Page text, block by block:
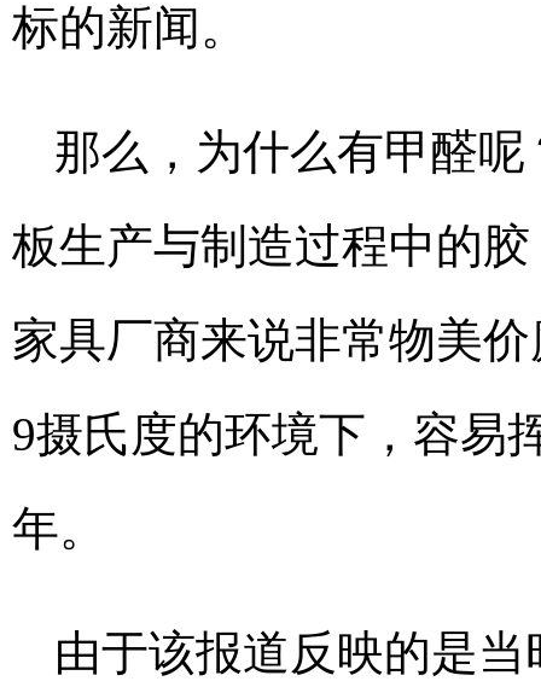
标的新闻。
那么，为什么有甲醛
板生产与制造过程中的
家具厂商来说非常物美
9摄氏度的环境下，容易
年。
由于该报道反映的是